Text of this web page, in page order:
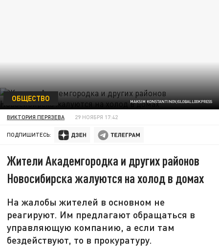
MAKSIM KONSTANTINOV/GLOBALLOOKPRESS
ОБЩЕСТВО
ВИКТОРИЯ ПЕРЯЗЕВА 29 НОЯБРЯ 17:42
ПОДПИШИТЕСЬ:
Жители Академгородка и других районов
Новосибирска жалуются на холод в домах
На жалобы жителей в основном не
реагируют. Им предлагают обращаться в
управляющую компанию, а если там
бездействуют, то в прокуратуру.